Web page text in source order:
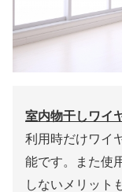
室内物干しワイ
利用時だけワイ
能です。また使
しないメリット